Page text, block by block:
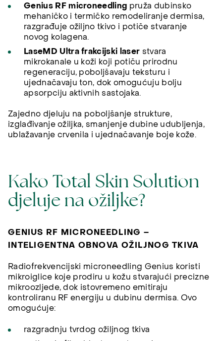
Genius RF microneedling pruža dubinsko
mehaničko i termičko remodeliranje dermisa,
razgrađuje ožiljno tkivo i potiče stvaranje
novog kolagena.
LaseMD Ultra frakcijski laser stvara
mikrokanale u koži koji potiču prirodnu
regeneraciju, poboljšavaju teksturu i
ujednačavaju ton, dok omogućuju bolju
apsorpciju aktivnih sastojaka.
Zajedno djeluju na poboljšanje strukture,
izglađivanje ožiljka, smanjenje dubine udubljenja,
ublažavanje crvenila i ujednačavanje boje kože.
Kako Total Skin Solution
djeluje na ožiljke?
GENIUS RF MICRONEEDLING –
INTELIGENTNA OBNOVA OŽILJNOG TKIVA
Radiofrekvencijski microneedling Genius koristi
mikroiglice koje prodiru u kožu stvarajući precizne
mikroozljede, dok istovremeno emitiraju
kontroliranu RF energiju u dubinu dermisa. Ovo
omogućuje:
razgradnju tvrdog ožiljnog tkiva